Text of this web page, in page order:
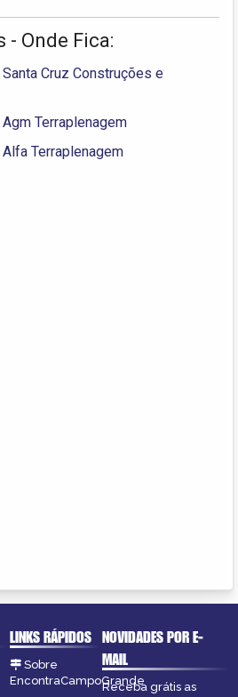
- Onde Fica:
Santa Cruz Construções e
Agm Terraplenagem
Alfa Terraplenagem
LINKS RÁPIDOS
Sobre
EncontraCampoGrande
NOVIDADES POR E-
MAIL
Receba grátis as